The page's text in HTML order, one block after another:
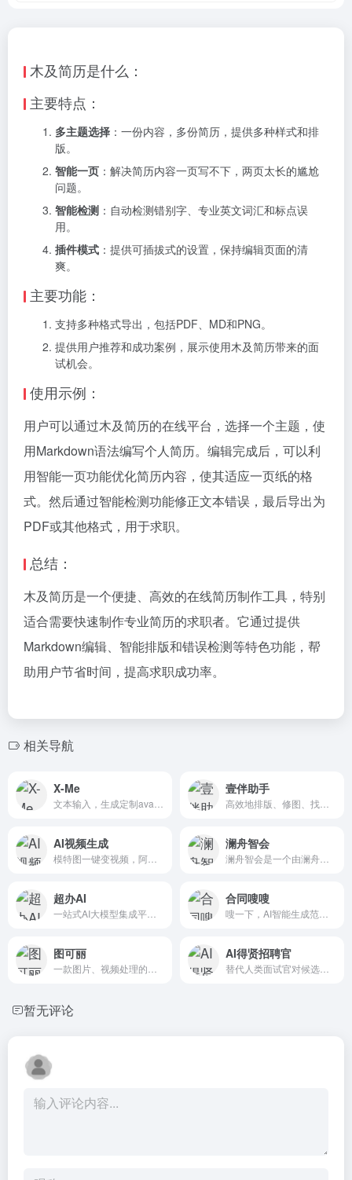
木及简历是什么：
主要特点：
多主题选择 ：一份内容，多份简历，提供多种样式和排
版。
智能一页 ：解决简历内容一页写不下，两页太长的尴尬
问题。
智能检测 ：自动检测错别字、专业英文词汇和标点误
用。
插件模式 ：提供可插拔式的设置，保持编辑页面的清
爽。
主要功能：
支持多种格式导出，包括PDF、MD和PNG。
提供用户推荐和成功案例，展示使用木及简历带来的面
试机会。
使用示例：
用户可以通过木及简历的在线平台，选择一个主题，使
用Markdown语法编写个人简历。编辑完成后，可以利
用智能一页功能优化简历内容，使其适应一页纸的格
式。然后通过智能检测功能修正文本错误，最后导出为
PDF或其他格式，用于求职。
总结：
木及简历是一个便捷、高效的在线简历制作工具，特别
适合需要快速制作专业简历的求职者。它通过提供
Markdown编辑、智能排版和错误检测等特色功能，帮
助用户节省时间，提高求职成功率。
相关导航
X-Me 壹伴助手
AI视频生成 澜舟智会
超办AI 合同嗖嗖
图可丽 AI得贤招聘官
暂无评论